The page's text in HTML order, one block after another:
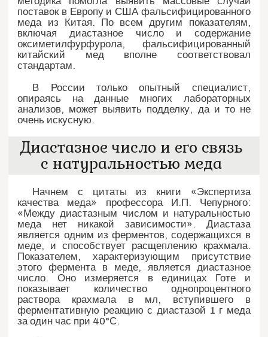
поставок в Европу и США фальсифицированного
меда из Китая. По всем другим показателям,
включая диастазное число и содержание
оксиметилфурфурола, фальсифицированный
китайский мед вполне соответствовал
стандартам.
В России только опытный специалист,
опираясь на данные многих лабораторных
анализов, может выявить подделку, да и то не
очень искусную.
Диастазное число и его связь
с натуральностью меда
Начнем с цитаты из книги «Экспертиза
качества меда» профессора И.П. Чепурного:
«Между диастазным числом и натуральностью
меда нет никакой зависимости». Диастаза
является одним из ферментов, содержащихся в
меде, и способствует расщеплению крахмала.
Показателем, характеризующим присутствие
этого фермента в меде, является диастазное
число. Оно измеряется в единицах Готе и
показывает количество однопроцентного
раствора крахмала в мл, вступившего в
ферментативную реакцию с диастазой 1 г меда
за один час при 40°С.